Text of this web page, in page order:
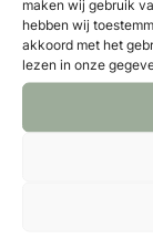
maken wij gebruik
hebben wij
akkoord met het
lezen in onze
Mijn B&B
B&B Club – inloggen
B&B Club –
B&B Club –